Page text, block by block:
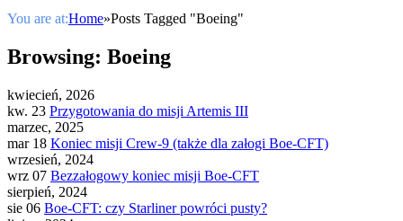
You are at:Home»Posts Tagged "Boeing"
Browsing: Boeing
kwiecień, 2026
kw. 23 Przygotowania do misji Artemis III
marzec, 2025
mar 18 Koniec misji Crew-9 (także dla załogi Boe-CFT)
wrzesień, 2024
wrz 07 Bezzałogowy koniec misji Boe-CFT
sierpień, 2024
sie 06 Boe-CFT: czy Starliner powróci pusty?